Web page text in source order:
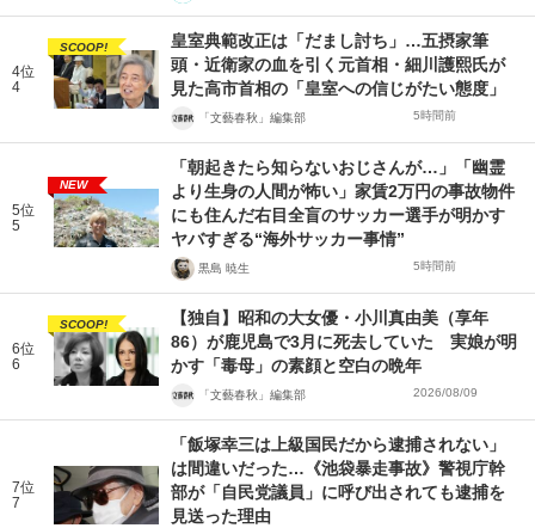
4位
4
SCOOP!
皇室典範改正は「だまし討ち」…五摂家筆
頭・近衛家の血を引く元首相・細川護熙氏が
見た高市首相の「皇室への信じがたい態度」
「文藝春秋」編集部 5時間前
5位
5
NEW
「朝起きたら知らないおじさんが…」「幽霊
より生身の人間が怖い」家賃2万円の事故物件
にも住んだ右目全盲のサッカー選手が明かす
ヤバすぎる“海外サッカー事情”
黒島 暁生 5時間前
6位
6
SCOOP!
【独自】昭和の大女優・小川真由美（享年
86）が鹿児島で3月に死去していた 実娘が明
かす「毒母」の素顔と空白の晩年
「文藝春秋」編集部 2026/08/09
7位
7
「飯塚幸三は上級国民だから逮捕されない」
は間違いだった…《池袋暴走事故》警視庁幹
部が「自民党議員」に呼び出されても逮捕を
見送った理由